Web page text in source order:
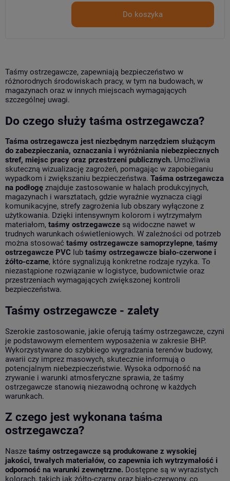
Do koszyka
Taśmy ostrzegawcze, zapewniają bezpieczeństwo w
różnorodnych środowiskach pracy, w tym na budowach, w
magazynach oraz w innych miejscach wymagających
szczególnej uwagi.
Do czego służy taśma ostrzegawcza?
Taśma ostrzegawcza jest niezbędnym narzędziem służącym
do zabezpieczania, oznaczania i wyróżniania niebezpiecznych
stref, miejsc pracy oraz przestrzeni publicznych. Umożliwia
skuteczną wizualizację zagrożeń, pomagając w zapobieganiu
wypadkom i zwiększaniu bezpieczeństwa. Taśma ostrzegawcza
na podłogę znajduje zastosowanie w halach produkcyjnych,
magazynach i warsztatach, gdzie wyraźnie wyznacza ciągi
komunikacyjne, strefy zagrożenia lub obszary wyłączone z
użytkowania. Dzięki intensywnym kolorom i wytrzymałym
materiałom, taśmy ostrzegawcze są widoczne nawet w
trudnych warunkach oświetleniowych. W zależności od potrzeb
można stosować taśmy ostrzegawcze samoprzylepne, taśmy
ostrzegawcze PVC lub taśmy ostrzegawcze biało-czerwone i
żółto-czarne, które sygnalizują konkretne rodzaje ryzyka. To
niezastąpione rozwiązanie w logistyce, budownictwie oraz
przestrzeniach wymagających zwiększonej kontroli
bezpieczeństwa.
Taśmy ostrzegawcze - zalety
Szerokie zastosowanie, jakie oferują taśmy ostrzegawcze, czyni
je podstawowym elementem wyposażenia w zakresie BHP.
Wykorzystywane do szybkiego wygradzania terenów budowy,
awarii czy imprez masowych, skutecznie informują o
potencjalnym niebezpieczeństwie. Wysoka odporność na
zrywanie i warunki atmosferyczne sprawia, że taśmy
ostrzegawcze stanowią niezawodną ochronę w każdych
warunkach.
Z czego jest wykonana taśma
ostrzegawcza?
Nasze taśmy ostrzegawcze są produkowane z wysokiej
jakości, trwałych materiałów, co zapewnia ich wytrzymałość i
odporność na warunki zewnętrzne. Dostępne są w wyrazistych
kolorach, takich jak żółto-czarny oraz biało-czerwony, co